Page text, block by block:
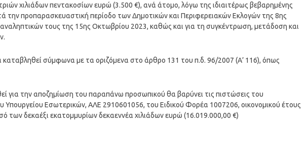
χιλιάδων πεντακοσίων ευρώ (3.500 €), ανά άτομο, λόγω της ιδιαιτέρως βεβαρημένης
την προπαρασκευαστική περίοδο των Δημοτικών και Περιφερειακών Εκλογών της 8ης
τους της 15ης Οκτωβρίου 2023, καθώς και για τη συγκέντρωση, μετάδοση και
σύμφωνα με τα οριζόμενα στο άρθρο 131 του π.δ. 96/2007 (Α’ 116), όπως
για την αποζημίωση του παραπάνω προσωπικού θα βαρύνει τις πιστώσεις του
Υπουργείου Εσωτερικών, ΑΛΕ 2910601056, του Ειδικού Φορέα 1007206, οικονομικού έτους
των δεκαέξι εκατομμυρίων δεκαεννέα χιλιάδων ευρώ (16.019.000,00 €)